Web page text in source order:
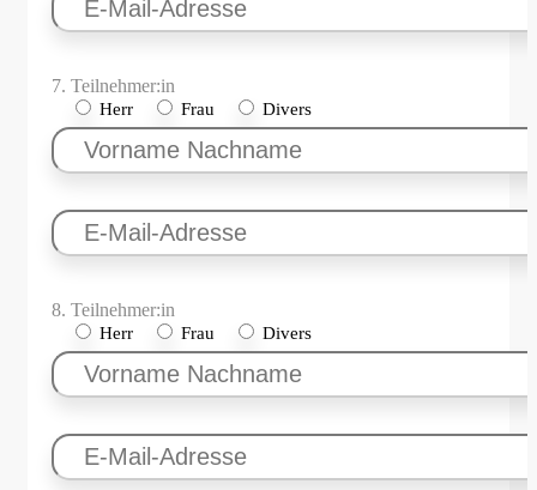
7. Teilnehmer:in
Herr Frau Divers
8. Teilnehmer:in
Herr Frau Divers